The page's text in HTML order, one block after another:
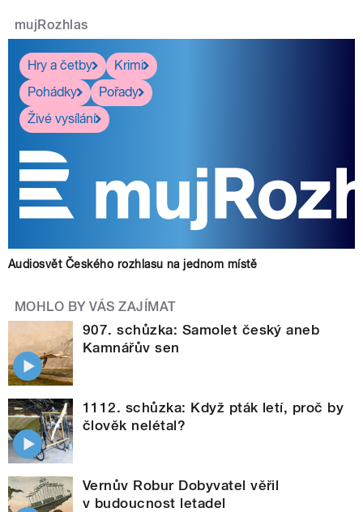
mujRozhlas
Hry a četby
Krimi
Pohádky
Pořady
Živé vysílání
Audiosvět Českého rozhlasu na jednom místě
MOHLO BY VÁS ZAJÍMAT
907. schůzka: Samolet český aneb
Kamnářův sen
1112. schůzka: Když pták letí, proč by
člověk nelétal?
Vernův Robur Dobyvatel věřil
v budoucnost letadel